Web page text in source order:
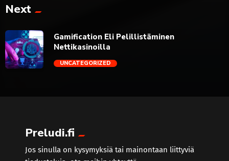
trending_flat
Next
Gamification Eli Pelillistäminen
Nettikasinoilla
UNCATEGORIZED
Preludi.fi
Jos sinulla on kysymyksiä tai mainontaan liittyviä